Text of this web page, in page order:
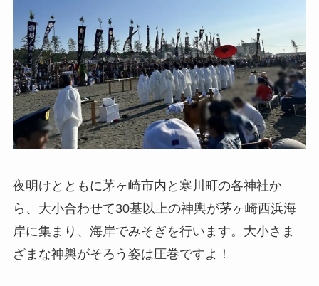
夜明けとともに茅ヶ崎市内と寒川町の各神社か
ら、大小合わせて30基以上の神輿が茅ヶ崎西浜海
岸に集まり、海岸でみそぎを行います。大小さま
ざまな神輿がそろう姿は圧巻ですよ！